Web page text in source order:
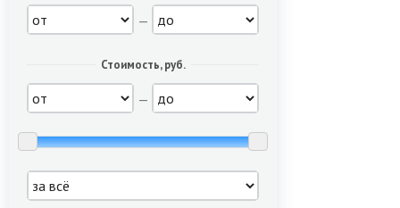
—
Стоимость, руб.
—